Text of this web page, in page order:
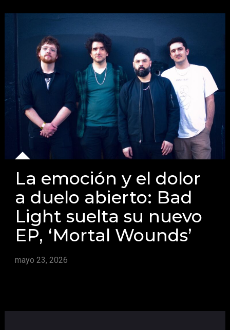
La emoción y el dolor
a duelo abierto: Bad
Light suelta su nuevo
EP, ‘Mortal Wounds’
mayo 23, 2026